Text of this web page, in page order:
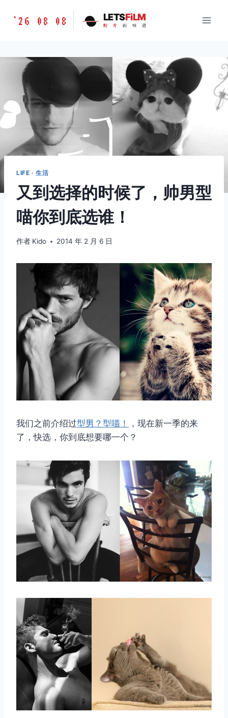
胶
味
LETSFILM
'26 08 08 LETSFiLM
胶 片 的 味 道
LIFE · 生活
又到选择的时候了，帅男型
喵你到底选谁！
作者 Kido 2014 年 2 月 6 日
我们之前介绍过型男？型喵！
，现在新一季的来
了，快选，你到底想要哪一个？